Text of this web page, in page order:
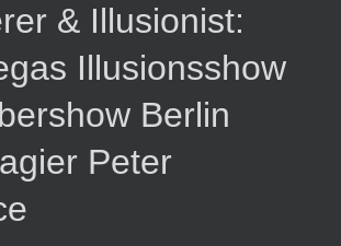
& Illusionist:
Illusionsshow
Berlin
Peter